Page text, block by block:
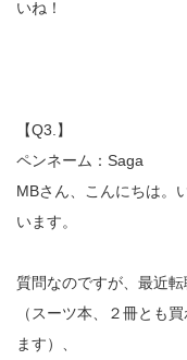
いね！
【Q3.】
ペンネーム：Saga
MBさん、こんにちは。
います。
質問なのですが、最近
（スーツ本、２冊とも
ます）、